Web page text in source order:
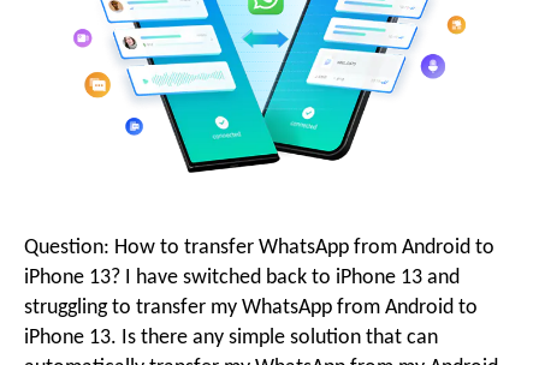
Question: How to transfer WhatsApp from Android to
iPhone 13? I have switched back to iPhone 13 and
struggling to transfer my WhatsApp from Android to
iPhone 13. Is there any simple solution that can